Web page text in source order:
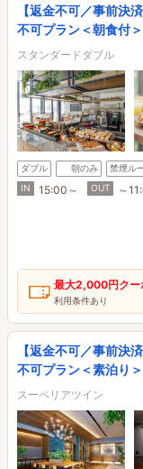
【返金不可／事前決
不可プラン＜朝食付＞
スタンダードダブル
ダブル 朝のみ
禁煙ル
IN
15:00～ OUT ～
最大2,000円ク
利用条件あり
【返金不可／事前決
不可プラン＜素泊り＞
スーペリアツイン